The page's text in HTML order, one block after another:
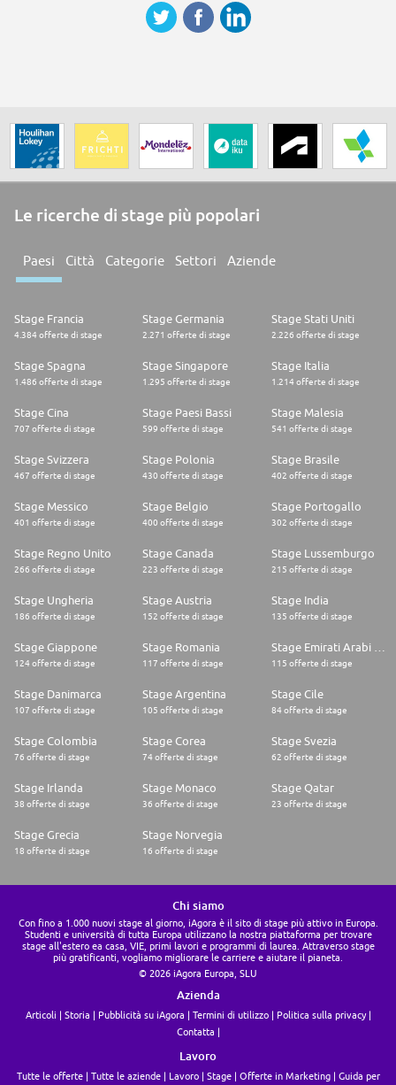
Le ricerche di stage più popolari
Paesi Città Categorie Settori Aziende
Stage Francia
4.384 offerte di stage
Stage Germania
2.271 offerte di stage
Stage Stati Uniti
2.226 offerte di stage
Stage Spagna
1.486 offerte di stage
Stage Singapore
1.295 offerte di stage
Stage Italia
1.214 offerte di stage
Stage Cina
707 offerte di stage
Stage Paesi Bassi
599 offerte di stage
Stage Malesia
541 offerte di stage
Stage Svizzera
467 offerte di stage
Stage Polonia
430 offerte di stage
Stage Brasile
402 offerte di stage
Stage Messico
401 offerte di stage
Stage Belgio
400 offerte di stage
Stage Portogallo
302 offerte di stage
Stage Regno Unito
266 offerte di stage
Stage Canada
223 offerte di stage
Stage Lussemburgo
215 offerte di stage
Stage Ungheria
186 offerte di stage
Stage Austria
152 offerte di stage
Stage India
135 offerte di stage
Stage Giappone
124 offerte di stage
Stage Romania
117 offerte di stage 115 offerte di stage
Stage Danimarca
107 offerte di stage
Stage Argentina
105 offerte di stage
Stage Cile
84 offerte di stage
Stage Colombia
76 offerte di stage
Stage Corea
74 offerte di stage
Stage Svezia
62 offerte di stage
Stage Irlanda
38 offerte di stage
Stage Monaco
36 offerte di stage
Stage Qatar
23 offerte di stage
Stage Grecia
18 offerte di stage
Stage Norvegia
16 offerte di stage
Chi siamo
Con fino a 1.000 nuovi stage al giorno, iAgora è il sito di stage più attivo in Europa.
Studenti e università di tutta Europa utilizzano la nostra piattaforma per trovare
stage all'estero ea casa, VIE, primi lavori e programmi di laurea. Attraverso stage
più gratificanti, vogliamo migliorare le carriere e aiutare il pianeta.
© 2026 iAgora Europa, SLU
Azienda
Articoli Storia Pubblicità su iAgora Termini di utilizzo
Politica sulla privacy
Contatta
Lavoro
Tutte le offerte Tutte le aziende Lavoro Stage Offerte in Marketing Guida per